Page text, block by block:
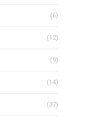
(6)
(12)
(9)
(14)
(37)